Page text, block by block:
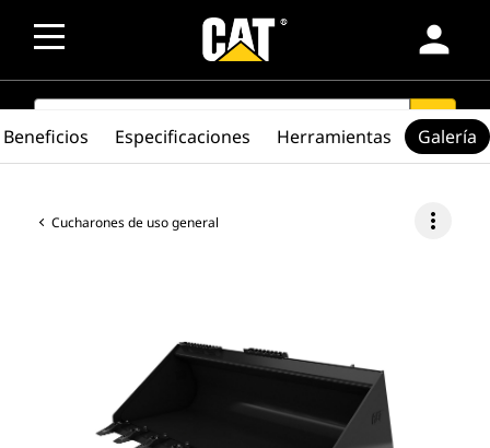
person
SEARCH search
Cucharones de uso general more_vert
Beneficios Especificaciones Herramientas Galería